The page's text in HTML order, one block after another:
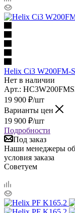
Helix Ci3 W200FM-
Нет в наличии
Арт.:
19 900 ₽/шт
Варианты цен
19 900 ₽/шт
Подробности
Под заказ
Наши менеджеры
условия заказа
Советуем